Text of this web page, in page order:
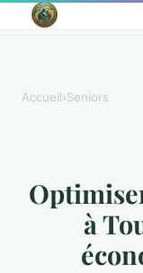
Accueil›Seniors
à